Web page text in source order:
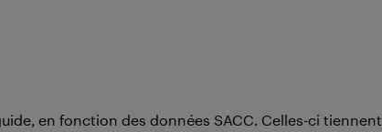
en fonction des données SACC. Celles-ci tiennent